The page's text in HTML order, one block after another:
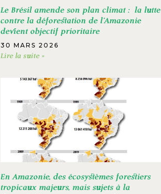
Le Brésil amende son plan climat : la lutte
contre la déforestation de l’Amazonie
devient objectif prioritaire
30 MARS 2026
Lire la suite »
En Amazonie, des écosystèmes forestiers
tropicaux majeurs, mais sujets à la